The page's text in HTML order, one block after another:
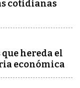
cotidianas
hereda el
económica